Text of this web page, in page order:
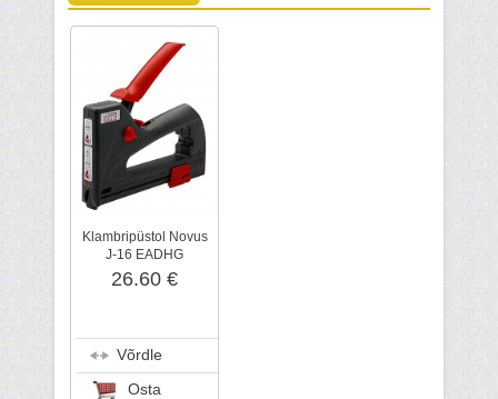
Klambripüstol Novus
J-16 EADHG
26.60 €
Võrdle
Osta